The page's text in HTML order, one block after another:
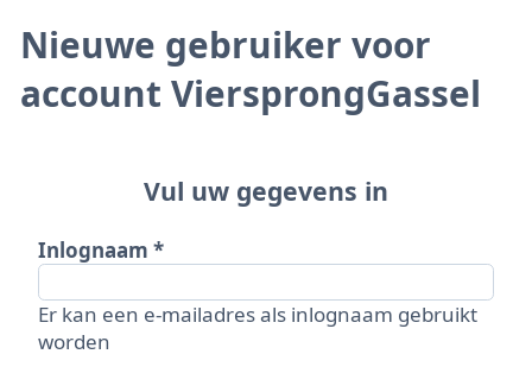
Nieuwe gebruiker voor
account ViersprongGassel
Vul uw gegevens in
Inlognaam
Er kan een e-mailadres als inlognaam gebruikt
worden